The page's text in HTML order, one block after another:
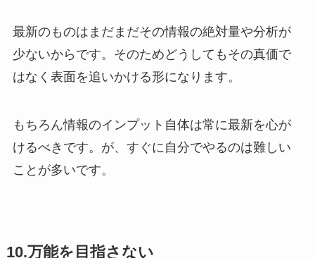
最新のものはまだまだその情報の絶対量や分析が
少ないからです。そのためどうしてもその真価で
はなく表面を追いかける形になります。
もちろん情報のインプット自体は常に最新を心が
けるべきです。が、すぐに自分でやるのは難しい
ことが多いです。
10.万能を目指さない